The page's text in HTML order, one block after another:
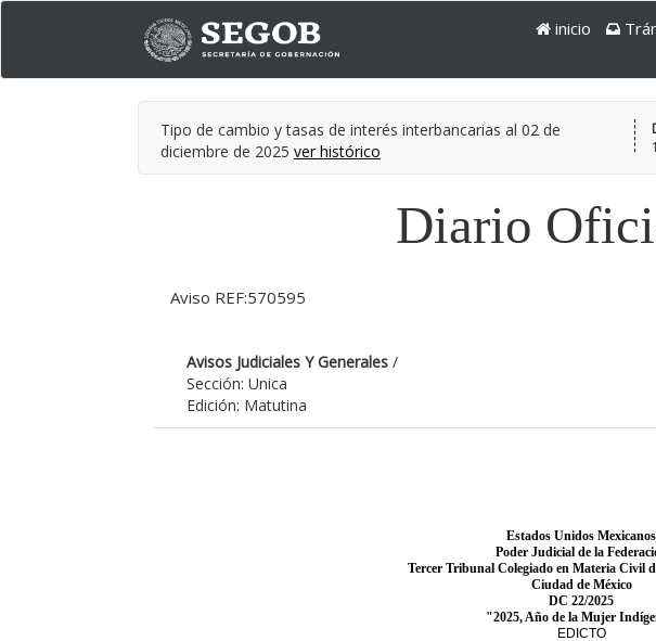
inicio
Tipo de cambio y tasas de interés interbancarias al 02 de
diciembre de 2025 ver histórico
Diario
Aviso REF:570595
Avisos Judiciales Y Generales /
Sección: Unica
Edición: Matutina